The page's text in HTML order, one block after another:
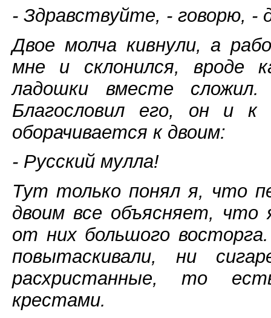
- Здравствуйте, - говорю, -
Двое молча кивнули, а
мне и склонился, вроде
ладошки вместе
Благословил его, он и
оборачивается к двоим:
- Русский мулла!
Тут только понял я, что
двоим все объясняет, что
от них большого
повытаскивали, ни
расхристанные, то
крестами.